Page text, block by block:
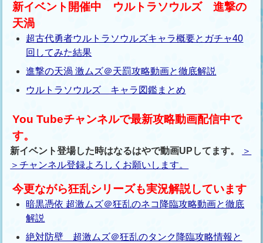
新イベント開催中 ウルトラソウルズ 進撃の
天渦
超古代勇者ウルトラソウルズキャラ概要とガチャ40
回してみた結果
進撃の天渦 激ムズ＠天罰攻略動画と徹底解説
ウルトラソウルズ キャラ図鑑まとめ
You Tubeチャンネルで最新攻略動画配信中で
す。
新イベント登場した時はなるはやで動画UPしてます。
＞
＞チャンネル登録よろしくお願いします。
今更ながら狂乱シリーズも実況解説しています
暗黒憑依 超激ムズ＠狂乱のネコ降臨攻略動画と徹底
解説
絶対防壁 超激ムズ＠狂乱のタンク降臨攻略情報と